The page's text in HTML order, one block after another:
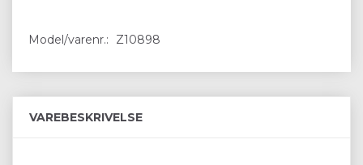
Model/varenr.: Z10898
VAREBESKRIVELSE